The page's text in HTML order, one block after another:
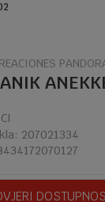
207021334